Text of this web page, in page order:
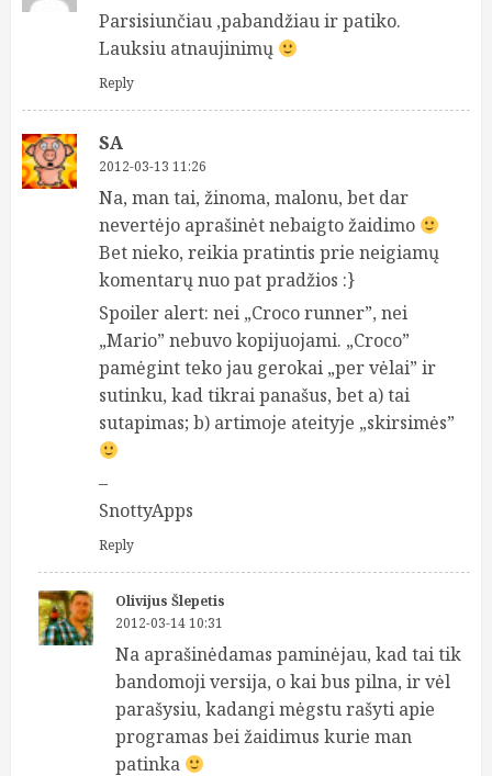
Parsisiunčiau ,pabandžiau ir patiko.
Lauksiu atnaujinimų
Reply
SA
2012-03-13 11:26
Na, man tai, žinoma, malonu, bet dar
nevertėjo aprašinėt nebaigto žaidimo
Bet nieko, reikia pratintis prie neigiamų
komentarų nuo pat pradžios :}
Spoiler alert: nei „Croco runner”, nei
„Mario” nebuvo kopijuojami. „Croco”
pamėgint teko jau gerokai „per vėlai” ir
sutinku, kad tikrai panašus, bet a) tai
sutapimas; b) artimoje ateityje „skirsimės”
–
SnottyApps
Reply
Olivijus Šlepetis
2012-03-14 10:31
Na aprašinėdamas paminėjau, kad tai tik
bandomoji versija, o kai bus pilna, ir vėl
parašysiu, kadangi mėgstu rašyti apie
programas bei žaidimus kurie man
patinka